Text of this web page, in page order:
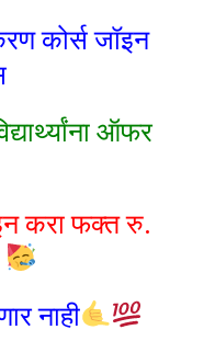
कोर्स जॉइन
ऑफर
करा फक्त रु.
नाही